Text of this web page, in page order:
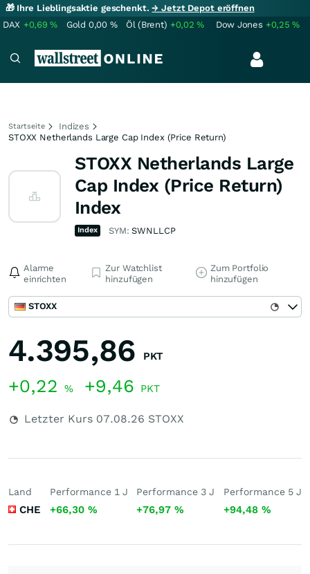
🎁 Ihre Lieblingsaktie geschenkt.→ Jetzt Depot eröffnen
DAX +0,69% Gold 0,00 % Öl (Brent) +0,02% Dow Jones +0,25%
Startseite
Indizes
STOXX Netherlands Large Cap Index (Price Return)
STOXX Netherlands Large
Cap Index (Price Return)
Index
Index SYM:SWNLLCP
Alarme
einrichten
Zur Watchlist
hinzufügen
Zum Portfolio
hinzufügen
STOXX
4.395,86 PKT
+0,22 % +9,46 PKT
Letzter Kurs 07.08.26 STOXX
Land
CHE
Performance 1 J
+66,30 %
Performance 3 J
+76,97%
Performance 5 J
+94,48 %